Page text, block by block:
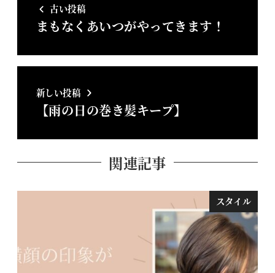
古い投稿
まもなくあいつがやってきます！
新しい投稿
【雨の日の巻き髪キープ】
関連記事
スタイル